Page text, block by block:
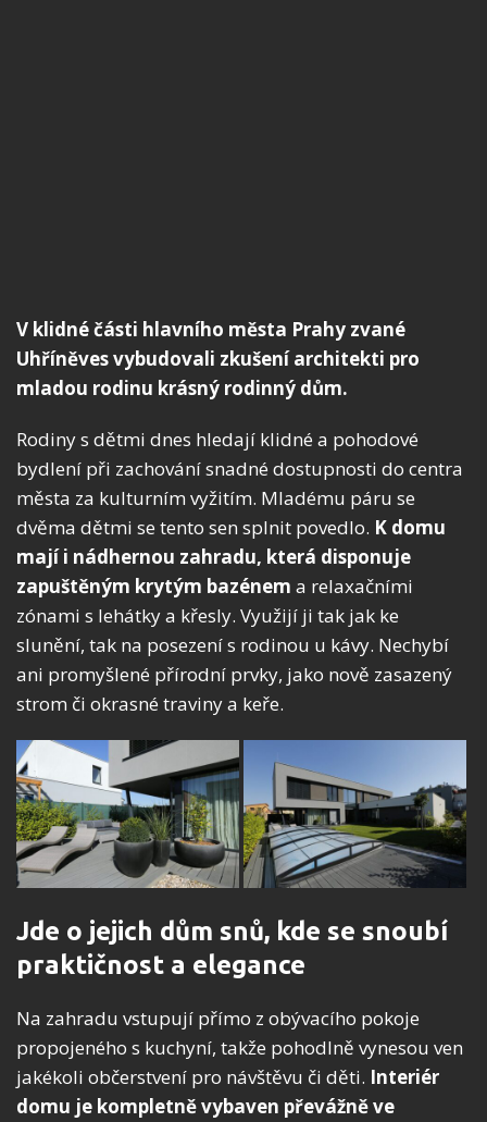
V klidné části hlavního města Prahy zvané
Uhříněves vybudovali zkušení architekti pro
mladou rodinu krásný rodinný dům.
Rodiny s dětmi dnes hledají klidné a pohodové
bydlení při zachování snadné dostupnosti do centra
města za kulturním vyžitím. Mladému páru se
dvěma dětmi se tento sen splnit povedlo. K domu
mají i nádhernou zahradu, která disponuje
zapuštěným krytým bazénem a relaxačními
zónami s lehátky a křesly. Využijí ji tak jak ke
slunění, tak na posezení s rodinou u kávy. Nechybí
ani promyšlené přírodní prvky, jako nově zasazený
strom či okrasné traviny a keře.
Jde o jejich dům snů, kde se snoubí
praktičnost a elegance
Na zahradu vstupují přímo z obývacího pokoje
propojeného s kuchyní, takže pohodlně vynesou ven
jakékoli občerstvení pro návštěvu či děti. Interiér
domu je kompletně vybaven převážně ve